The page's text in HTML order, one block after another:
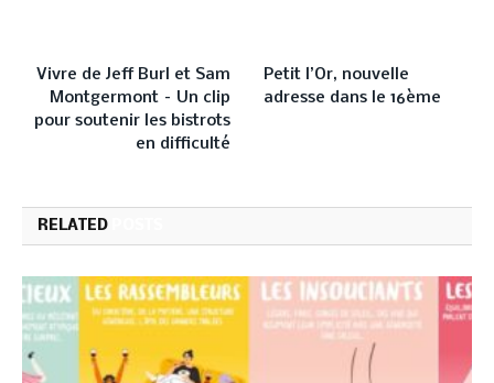
Vivre de Jeff Burl et Sam
Montgermont – Un clip
pour soutenir les bistrots
en difficulté
Petit l’Or, nouvelle
adresse dans le 16ème
RELATED